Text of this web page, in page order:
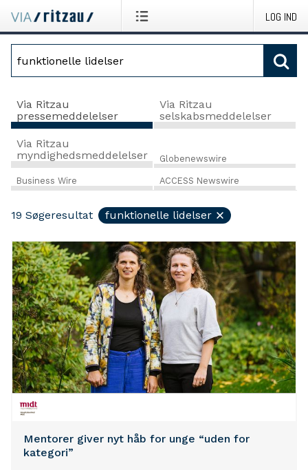
LOG IND
Via Ritzau
pressemeddelelser
Via Ritzau
selskabsmeddelelser
Via Ritzau
myndighedsmeddelelser
Globenewswire
Business Wire ACCESS Newswire
19 Søgeresultat funktionelle lidelser
Mentorer giver nyt håb for unge “uden for
kategori”